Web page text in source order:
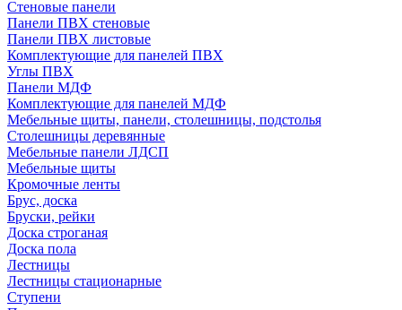
Стеновые панели
Панели ПВХ стеновые
Панели ПВХ листовые
Комплектующие для панелей ПВХ
Углы ПВХ
Панели МДФ
Комплектующие для панелей МДФ
Мебельные щиты, панели, столешницы, подстолья
Столешницы деревянные
Мебельные панели ЛДСП
Мебельные щиты
Кромочные ленты
Брус, доска
Бруски, рейки
Доска строганая
Доска пола
Лестницы
Лестницы стационарные
Ступени